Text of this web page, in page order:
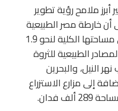
ملامح رؤية تطوير
أن خارطة مصر الطبيعية
تضم 9 بحيرات، يصل إجمالي مساحتها الكلية لنحو 1.9
الطبيعية للثروة
النيل، والبحرين
إلى مزارع الاستزراع
فدان.